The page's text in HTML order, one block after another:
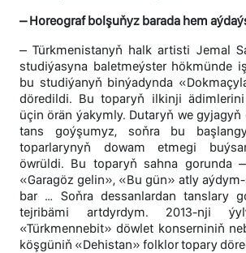
– Horeograf bolşuňyz barada hem
– Türkmenistanyň halk artisti Jemal
studiýasyna baletmeýster hökmünde
bu studiýanyň binýadynda
döredildi. Bu toparyň ilkinji
üçin örän ýakymly. Dutaryň we
tans goýşumyz, soňra bu
toparlarynyň dowam etmegi
öwrüldi. Bu toparyň sahna gorunda
«Garagöz gelin», «Bu gün» atly
bar … Soňra dessanlardan tanslary
tejribämi artdyrdym. 2013-nji
«Türkmennebit» döwlet konserniniň
köşgüniň «Dehistan» folklor topary